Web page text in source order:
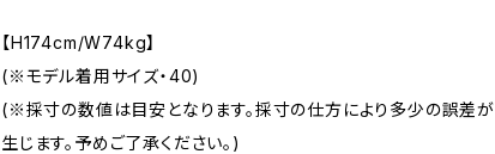
【H174cm/W74kg】
(※モデル着用サイズ・40)
(※採寸の数値は目安となります。採寸の仕方により多少の誤差が
生じます。予めご了承ください。)